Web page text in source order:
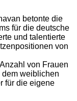
betonte die
für die deutsche
und talentierte
von
von Frauen
weiblichen
für die eigene